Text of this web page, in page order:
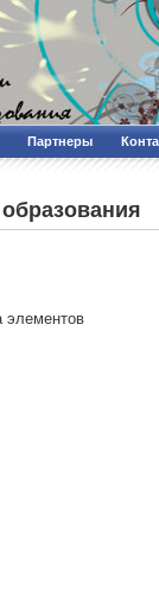
Партнеры
элементов